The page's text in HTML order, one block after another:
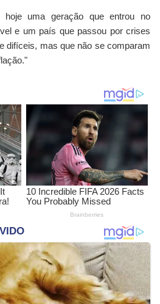
hoje uma geração que entrou no
e um país que passou por crises
difíceis, mas que não se comparam